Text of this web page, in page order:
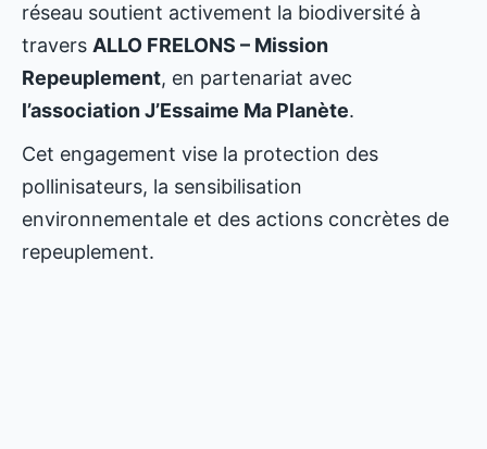
réseau soutient activement la biodiversité à
travers ALLO FRELONS – Mission
Repeuplement, en partenariat avec
l’association J’Essaime Ma Planète.
Cet engagement vise la protection des
pollinisateurs, la sensibilisation
environnementale et des actions concrètes de
repeuplement.